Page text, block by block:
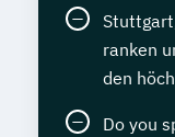
ranken
den
Do you